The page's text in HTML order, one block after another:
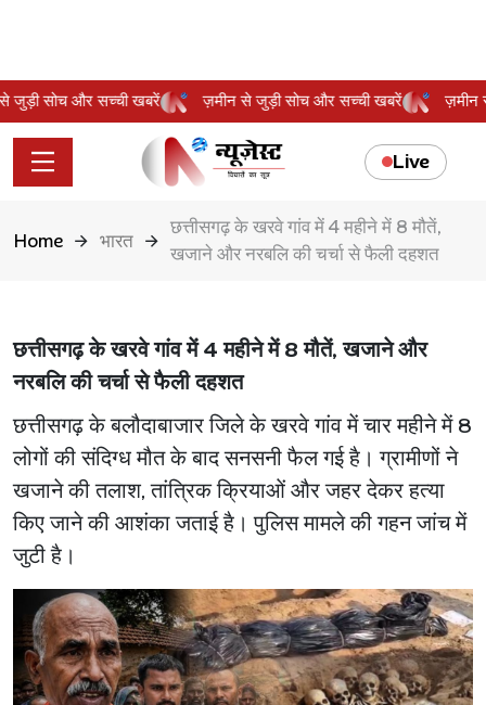
से जुड़ी सोच और सच्ची खबरें ज़मीन से जुड़ी सोच और सच्ची खबरें
Live
Home भारत
छत्तीसगढ़ के खरवे गांव में 4 महीने में 8 मौतें,
खजाने और नरबलि की चर्चा से फैली दहशत
छत्तीसगढ़ के खरवे गांव में 4 महीने में 8 मौतें, खजाने और
नरबलि की चर्चा से फैली दहशत
छत्तीसगढ़ के बलौदाबाजार जिले के खरवे गांव में चार महीने में 8
लोगों की संदिग्ध मौत के बाद सनसनी फैल गई है। ग्रामीणों ने
खजाने की तलाश, तांत्रिक क्रियाओं और जहर देकर हत्या
किए जाने की आशंका जताई है। पुलिस मामले की गहन जांच में
जुटी है।